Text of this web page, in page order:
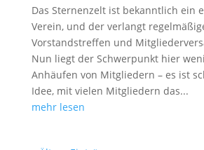
Das Sternenzelt ist bekanntlich ein
Verein, und der verlangt
Vorstandstreffen und
Nun liegt der Schwerpunkt hier
Anhäufen von Mitgliedern – es ist
Idee, mit vielen Mitgliedern das...
mehr lesen